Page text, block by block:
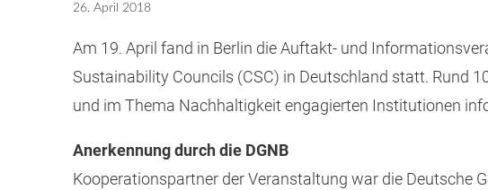
26. April 2018
Am 19. April fand in Berlin die Auftakt- und
Sustainability Councils (CSC) in Deutschland statt. Rund
und im Thema Nachhaltigkeit engagierten Institutionen
Anerkennung durch die DGNB
Kooperationspartner der Veranstaltung war die Deutsche